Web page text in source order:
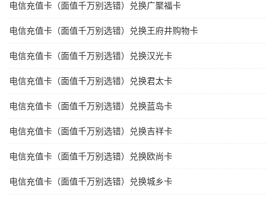
电信充值卡（面值千万别选错）兑换广聚福卡
电信充值卡（面值千万别选错）兑换王府井购物卡
电信充值卡（面值千万别选错）兑换汉光卡
电信充值卡（面值千万别选错）兑换君太卡
电信充值卡（面值千万别选错）兑换蓝岛卡
电信充值卡（面值千万别选错）兑换吉祥卡
电信充值卡（面值千万别选错）兑换欧尚卡
电信充值卡（面值千万别选错）兑换城乡卡